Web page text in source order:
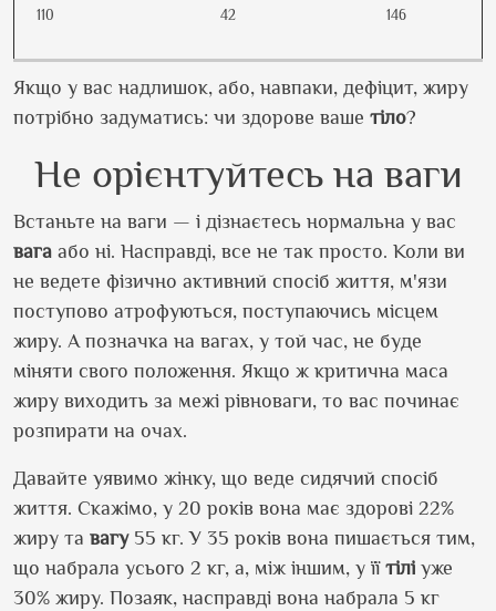
110 42 146
Якщо у вас надлишок, або, навпаки, дефіцит, жиру
потрібно задуматись: чи здорове ваше тіло?
Не орієнтуйтесь на ваги
Встаньте на ваги — і дізнаєтесь нормальна у вас
вага або ні. Насправді, все не так просто. Коли ви
не ведете фізично активний спосіб життя, м'язи
поступово атрофуються, поступаючись місцем
жиру. А позначка на вагах, у той час, не буде
міняти свого положення. Якщо ж критична маса
жиру виходить за межі рівноваги, то вас починає
розпирати на очах.
Давайте уявимо жінку, що веде сидячий спосіб
життя. Скажімо, у 20 років вона має здорові 22%
жиру та вагу55 кг. У 35 років вона пишається тим,
що набрала усього 2 кг, а, між іншим, у її тілі уже
30% жиру. Позаяк, насправді вона набрала 5 кг